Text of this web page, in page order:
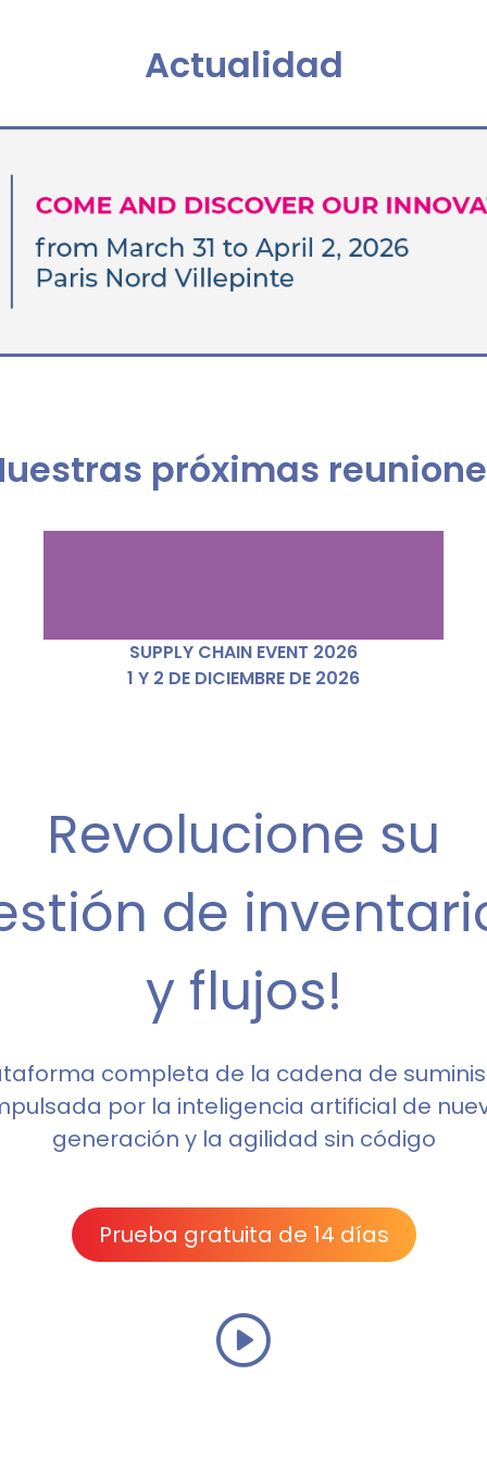
Actualidad
próximas
SUPPLY CHAIN EVENT 2026
1 Y 2 DE DICIEMBRE DE 2026
Revolucione su
de
y flujos!
completa de la cadena de
por la inteligencia artificial de
generación y la agilidad sin código
Prueba gratuita de 14 días